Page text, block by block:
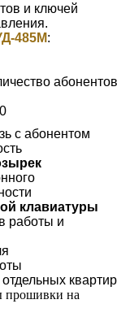
и ключей
485М:
абонентов
с абонентом
клавиатуры
работы и
квартир
прошивки на